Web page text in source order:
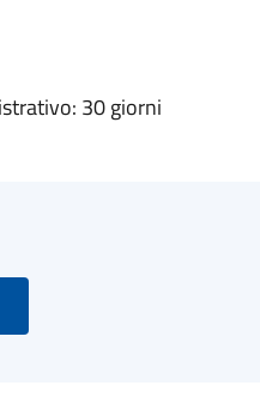
30 giorni